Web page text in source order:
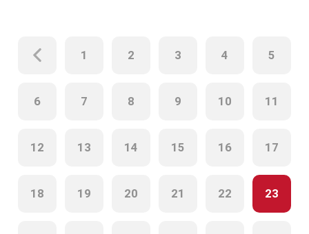
1 2 3 4 5
6 7 8 9 10 11
12 13 14 15 16 17
18 19 20 21 22 23